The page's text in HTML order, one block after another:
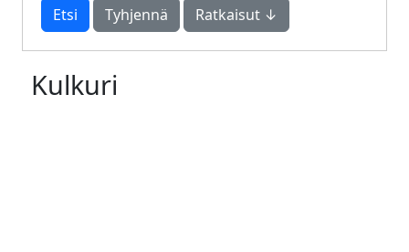
Tyhjennä Ratkaisut ↓
Kulkuri